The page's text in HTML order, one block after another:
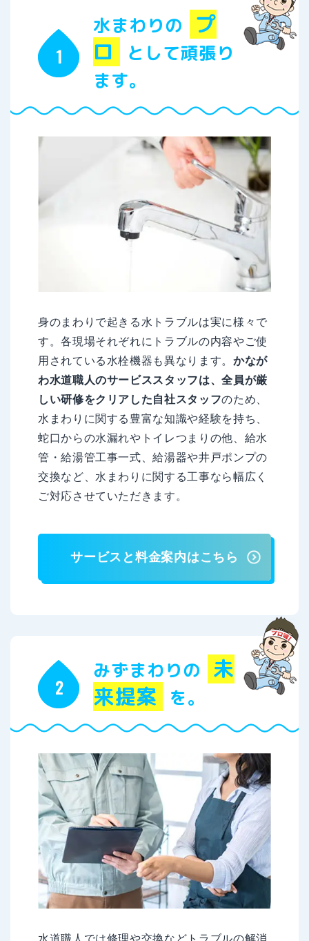
水まわりの
プ
ロ
として頑張り
ます。
身のまわりで起きる水トラブルは実に様々で
す。各現場それぞれにトラブルの内容やご使
用されている水栓機器も異なります。 かなが
わ水道職人のサービススタッフは、全員が厳
しい研修をクリアした自社スタッフのため、
水まわりに関する豊富な知識や経験を持ち、
蛇口からの水漏れやトイレつまりの他、給水
管・給湯管工事一式、給湯器や井戸ポンプの
交換など、水まわりに関する工事なら幅広く
ご対応させていただきます。
サービスと料金案内はこちら
みずまわりの 未
来提案
を。